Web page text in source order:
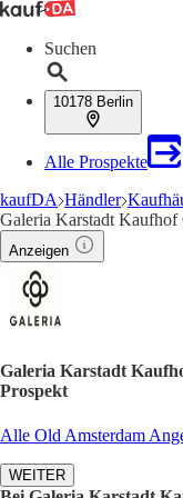
Suchen
10178 Berlin
Alle Prospekte
kaufDA Händler
Galeria Karstadt
Anzeigen
Galeria Karstadt
Prospekt
Alle Old Amsterdam
WEITER